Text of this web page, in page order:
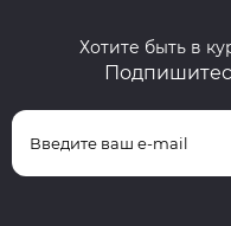
Хотите быть в